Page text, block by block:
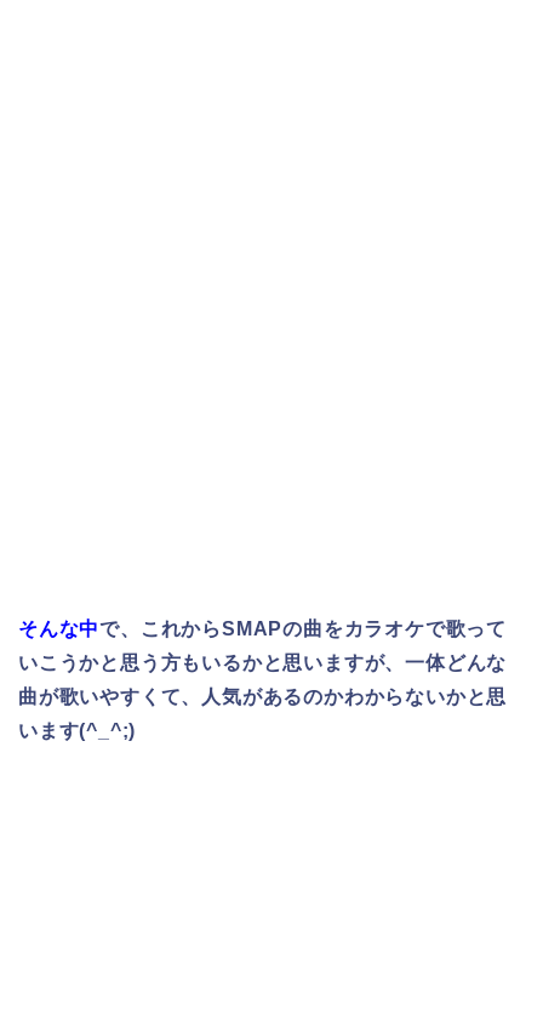
そんな中で、これからSMAPの曲をカラオケで歌って
いこうかと思う方もいるかと思いますが、一体どんな
曲が歌いやすくて、人気があるのかわからないかと思
います(^_^;)